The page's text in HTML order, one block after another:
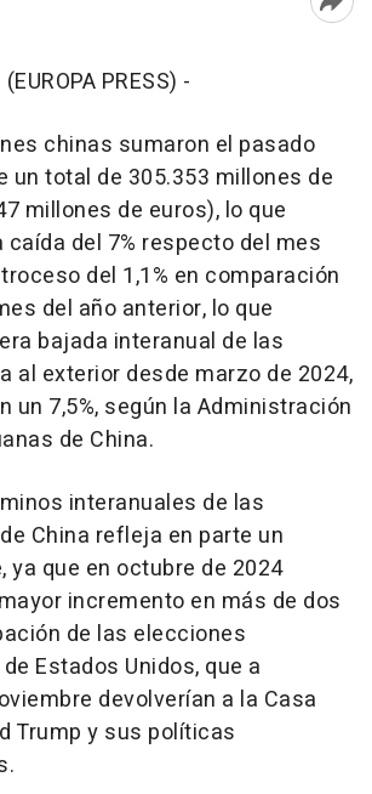
PRESS) -
chinas sumaron el pasado
un total de 305.353 millones de
millones de euros), lo que
del 7% respecto del mes
del 1,1% en comparación
del año anterior, lo que
bajada interanual de las
al exterior desde marzo de 2024,
un 7,5%, según la Administración
de China.
interanuales de las
China refleja en parte un
ya que en octubre de 2024
incremento en más de dos
de las elecciones
Estados Unidos, que a
devolverían a la Casa
Trump y sus políticas